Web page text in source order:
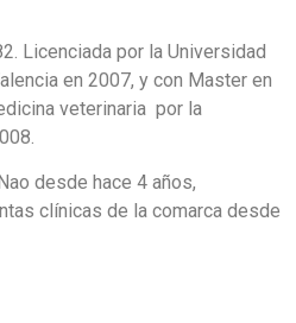
Licenciada por la Universidad
en 2007, y con Master en
veterinaria por la
desde hace 4 años,
clínicas de la comarca desde